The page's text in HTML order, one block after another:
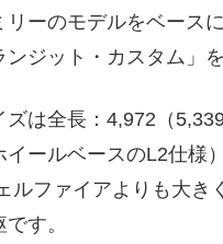
リーのモデルをベース
ンジット・カスタム」
ズは全長：4,972（
イールベースのL2仕様
ルファイアよりも大
す。